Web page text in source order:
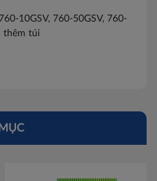
10GSV, 760-50GSV, 760-
thêm túi